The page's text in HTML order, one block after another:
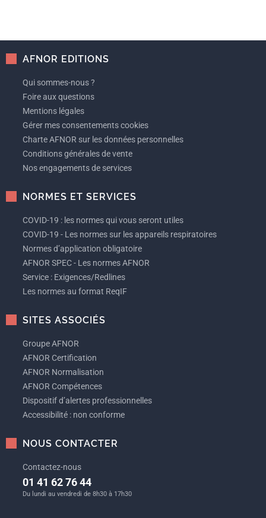
AFNOR EDITIONS
Qui sommes-nous ?
Foire aux questions
Mentions légales
Gérer mes consentements cookies
Charte AFNOR sur les données personnelles
Conditions générales de vente
Nos engagements de services
NORMES ET SERVICES
COVID-19 : les normes qui vous seront utiles
COVID-19 - Les normes sur les appareils respiratoires
Normes d’application obligatoire
AFNOR SPEC - Les normes AFNOR
Service : Exigences/Redlines
Les normes au format ReqIF
SITES ASSOCIÉS
Groupe AFNOR
AFNOR Certification
AFNOR Normalisation
AFNOR Compétences
Dispositif d’alertes professionnelles
Accessibilité : non conforme
NOUS CONTACTER
Contactez-nous
01 41 62 76 44
Du lundi au vendredi de 8h30 à 17h30